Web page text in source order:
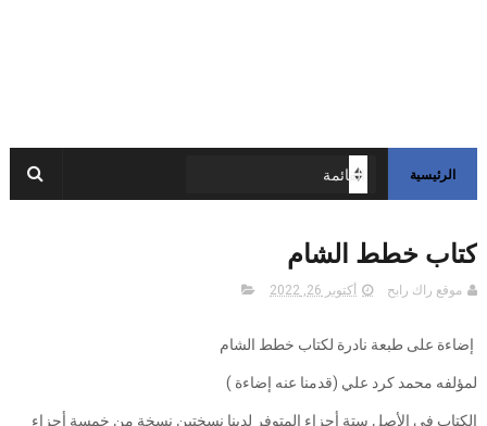
الرئيسية
كتاب خطط الشام
موقع راك رابح أكتوبر 26, 2022
إضاءة على طبعة نادرة لكتاب خطط الشام
لمؤلفه محمد كرد علي (قدمنا عنه إضاءة )
الكتاب في الأصل ستة أجزاء المتوفر لدينا نسختين نسخة من خمسة أجزاء